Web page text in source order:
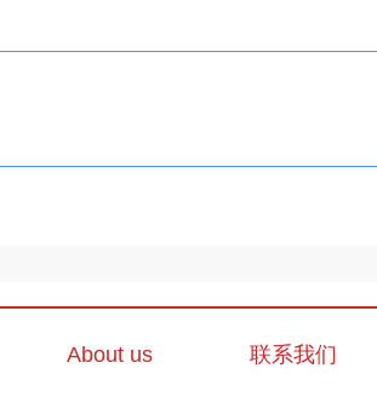
About us 联系我们